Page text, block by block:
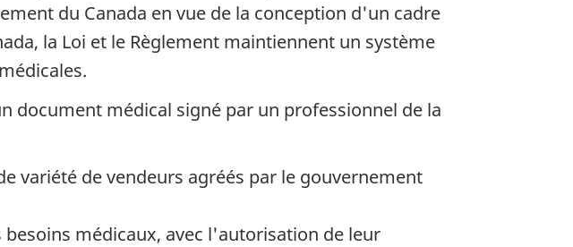
du Canada en vue de la conception d'un cadre
la Loi et le Règlement maintiennent un système
document médical signé par un professionnel de la
variété de vendeurs agréés par le gouvernement
médicaux, avec l'autorisation de leur